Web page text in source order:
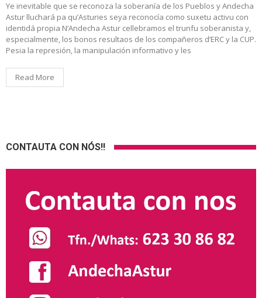
Ye inevitable que se reconoza la soberanía de los Pueblos y Andecha
Astur lluchará pa qu’Asturies seya reconocía como suxetu activu con
identidá propia N’Andecha Astur cellebramos el trunfu soberanista y,
especialmente, los bonos resultaos de los compañeros d’ERC y la CUP.
Pesia la represión, la manipulación informativo y les
Read More
CONTAUTA CON NÓS!!